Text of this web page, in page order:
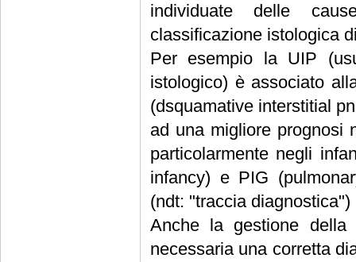
individuate delle
classificazione istologica
Per esempio la UIP
istologico) è associato
(dsquamative interstitial
ad una migliore prognosi
particolarmente negli
infancy) e PIG
(ndt: "traccia
Anche la gestione
necessaria una corretta